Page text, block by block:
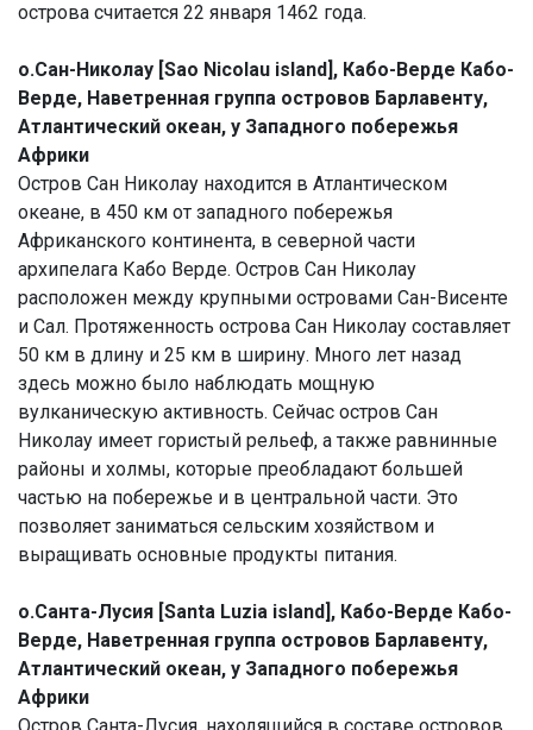
острова считается 22 января 1462 года.
о.Сан-Николау [Sao Nicolau island], Кабо-Верде Кабо-
Верде, Наветренная группа островов Барлавенту,
Атлантический океан, у Западного побережья
Африки
Остров Сан Николау находится в Атлантическом
океане, в 450 км от западного побережья
Африканского континента, в северной части
архипелага Кабо Верде. Остров Сан Николау
расположен между крупными островами Сан-Висенте
и Сал. Протяженность острова Сан Николау составляет
50 км в длину и 25 км в ширину. Много лет назад
здесь можно было наблюдать мощную
вулканическую активность. Сейчас остров Сан
Николау имеет гористый рельеф, а также равнинные
районы и холмы, которые преобладают большей
частью на побережье и в центральной части. Это
позволяет заниматься сельским хозяйством и
выращивать основные продукты питания.
о.Санта-Лусия [Santa Luzia island], Кабо-Верде Кабо-
Верде, Наветренная группа островов Барлавенту,
Атлантический океан, у Западного побережья
Африки